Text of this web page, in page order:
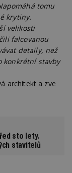
tomu
krytiny.
velikosti
falcovanou
detaily, než
konkrétní stavby
architekt a zve
sto lety.
stavitelů